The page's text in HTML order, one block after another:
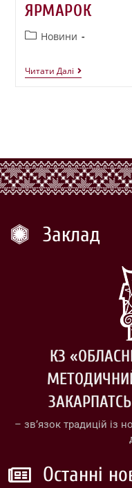
ЯРМАРОК
Новини
Читати Далі
Заклад
КЗ
– зв’язок традицій із
Останні